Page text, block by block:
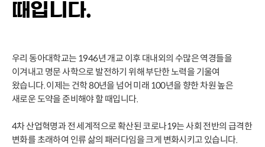
때입니다.
우리 동아대학교는 1946년 개교 이후 대내외의 수많은 역경들을
이겨내고 명문 사학으로 발전하기 위해 부단한 노력을 기울여
왔습니다. 이제는 건학 80년을 넘어 미래 100년을 향한 차원 높은
새로운 도약을 준비해야 할 때입니다.
4차 산업혁명과 전 세계적으로 확산된 코로나19는 사회 전반의 급격한
변화를 초래하여 인류 삶의 패러다임을 크게 변화시키고 있습니다.